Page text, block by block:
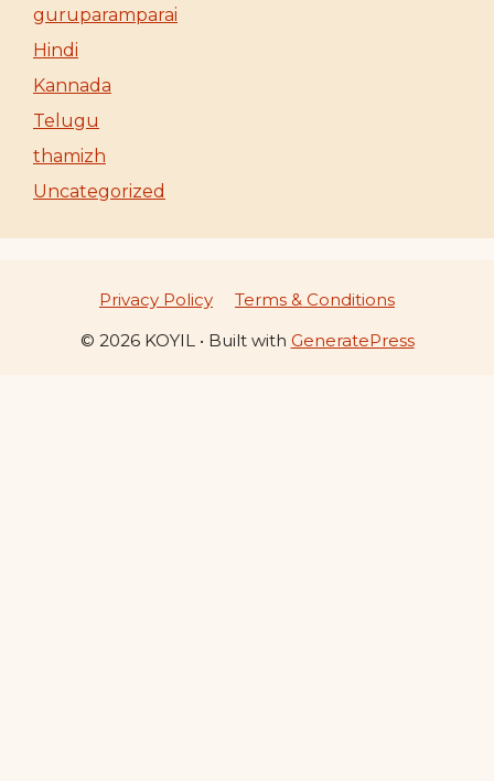
guruparamparai
Hindi
Kannada
Telugu
thamizh
Uncategorized
Privacy Policy
Terms & Conditions
© 2026 KOYIL• Built with GeneratePress